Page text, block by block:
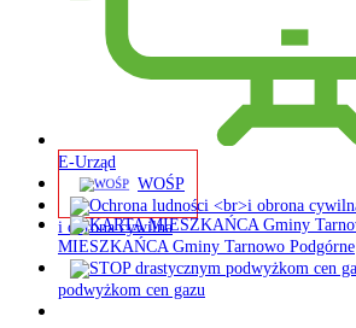
E-Urząd
WOŚP
i obrona cywilna
MIESZKAŃCA Gminy Tarnowo Podgórne
podwyżkom cen gazu